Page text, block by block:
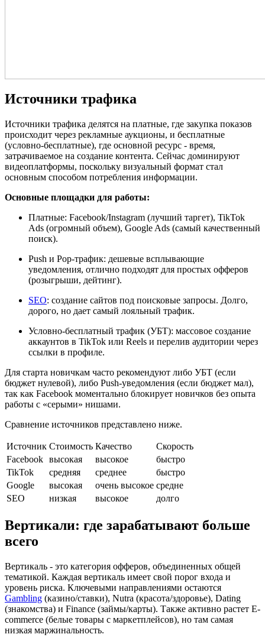
Источники трафика
Источники трафика делятся на платные, где закупка показов
происходит через рекламные аукционы, и бесплатные
(условно-бесплатные), где основной ресурс - время,
затрачиваемое на создание контента. Сейчас доминируют
видеоплатформы, поскольку визуальный формат стал
основным способом потребления информации.
Основные площадки для работы:
Платные: Facebook/Instagram (лучший таргет), TikTok
Ads (огромный объем), Google Ads (самый качественный
поиск).
Push и Pop-трафик: дешевые всплывающие
уведомления, отлично подходят для простых офферов
(розыгрыши, дейтинг).
SEO: создание сайтов под поисковые запросы. Долго,
дорого, но дает самый лояльный трафик.
Условно-бесплатный трафик (УБТ): массовое создание
аккаунтов в TikTok или Reels и перелив аудитории через
ссылки в профиле.
Для старта новичкам часто рекомендуют либо УБТ (если
бюджет нулевой), либо Push-уведомления (если бюджет мал),
так как Facebook моментально блокирует новичков без опыта
работы с «серыми» нишами.
Сравнение источников представлено ниже.
Источник Стоимость Качество
Скорость
Facebook высокая высокое
быстро
TikTok
средняя среднее
быстро
Google
высокая очень высокое средне
SEO
низкая высокое долго
Вертикали: где зарабатывают больше
всего
Вертикаль - это категория офферов, объединенных общей
тематикой. Каждая вертикаль имеет свой порог входа и
уровень риска. Ключевыми направлениями остаются
Gambling (казино/ставки), Nutra (красота/здоровье), Dating
(знакомства) и Finance (займы/карты). Также активно растет E-
commerce (белые товары с маркетплейсов), но там самая
низкая маржинальность.